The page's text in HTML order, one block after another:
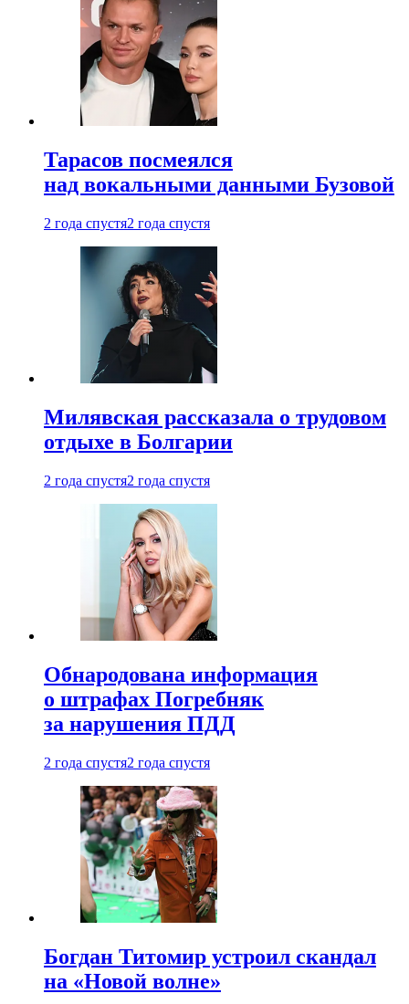
Тарасов посмеялся
над вокальными данными Бузовой
2 года спустя2 года спустя
Милявская рассказала о трудовом
отдыхе в Болгарии
2 года спустя2 года спустя
Обнародована информация
о штрафах Погребняк
за нарушения ПДД
2 года спустя2 года спустя
Богдан Титомир устроил скандал
на «Новой волне»